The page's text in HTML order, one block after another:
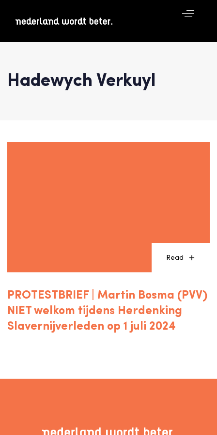
Hadewych Verkuyl
Read
PROTESTBRIEF | Martin Bosma (PVV)
NIET welkom tijdens Herdenking
Slavernijverleden op 1 juli 2024